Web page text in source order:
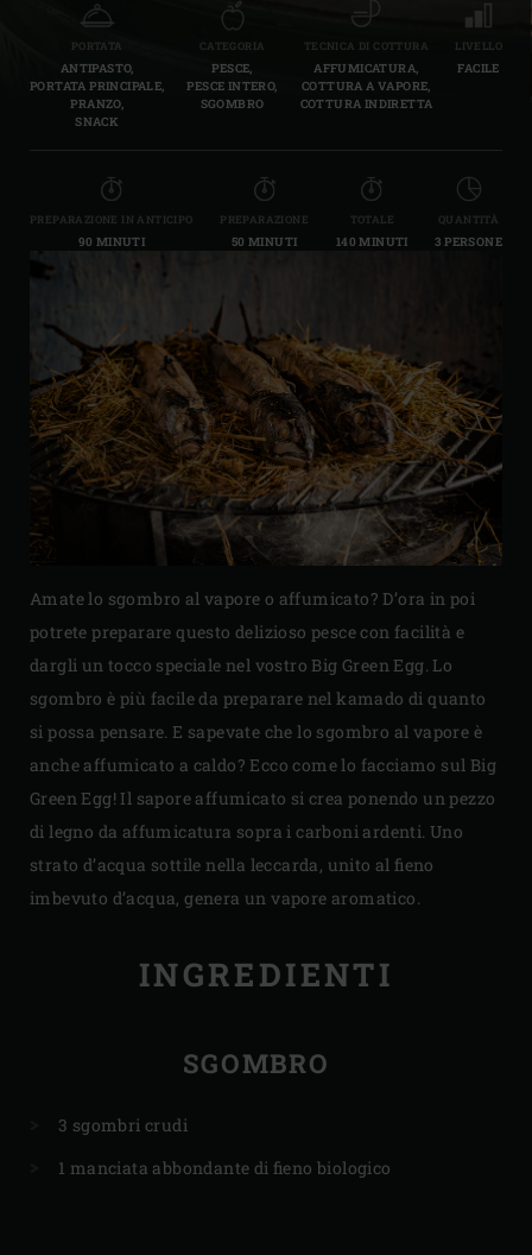
PORTATA
ANTIPASTO,
PORTATA PRINCIPALE,
PRANZO,
SNACK
CATEGORIA
PESCE,
PESCE INTERO,
SGOMBRO
TECNICA DI COTTURA
AFFUMICATURA,
COTTURA A VAPORE,
COTTURA INDIRETTA
LIVELLO
FACILE
PREPARAZIONE IN ANTICIPO
90 MINUTI
PREPARAZIONE
50 MINUTI
TOTALE
140 MINUTI
QUANTITÀ
3 PERSONE
Amate lo sgombro al vapore o affumicato? D’ora in poi
potrete preparare questo delizioso pesce con facilità e
dargli un tocco speciale nel vostro Big Green Egg. Lo
sgombro è più facile da preparare nel kamado di quanto
si possa pensare. E sapevate che lo sgombro al vapore è
anche affumicato a caldo? Ecco come lo facciamo sul Big
Green Egg! Il sapore affumicato si crea ponendo un pezzo
di legno da affumicatura sopra i carboni ardenti. Uno
strato d’acqua sottile nella leccarda, unito al fieno
imbevuto d’acqua, genera un vapore aromatico.
INGREDIENTI
SGOMBRO
3 sgombri crudi
1 manciata abbondante di fieno biologico